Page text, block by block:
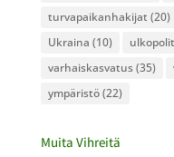
turvapaikanhakijat (20)
Ukraina (10)
varhaiskasvatus(35)
ympäristö(22)
Muita Vihreitä